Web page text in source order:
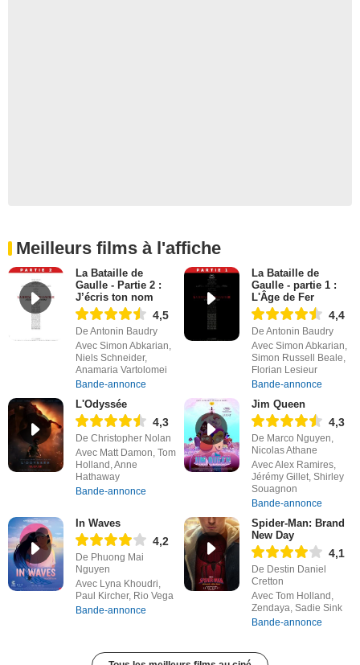
Meilleurs films à l'affiche
La Bataille de
Gaulle - Partie 2 :
J’écris ton nom
4,5
De Antonin Baudry
Avec Simon Abkarian,
Niels Schneider,
Anamaria Vartolomei
Bande-annonce
La Bataille de
Gaulle - partie 1 :
L'Âge de Fer
4,4
De Antonin Baudry
Avec Simon Abkarian,
Simon Russell Beale,
Florian Lesieur
Bande-annonce
L'Odyssée
4,3
De Christopher Nolan
Avec Matt Damon, Tom
Holland, Anne
Hathaway
Bande-annonce
Jim Queen
4,3
De Marco Nguyen,
Nicolas Athane
Avec Alex Ramires,
Jérémy Gillet, Shirley
Souagnon
Bande-annonce
In Waves
4,2
De Phuong Mai
Nguyen
Avec Lyna Khoudri,
Paul Kircher, Rio Vega
Bande-annonce
Spider-Man: Brand
New Day
4,1
De Destin Daniel
Cretton
Avec Tom Holland,
Zendaya, Sadie Sink
Bande-annonce